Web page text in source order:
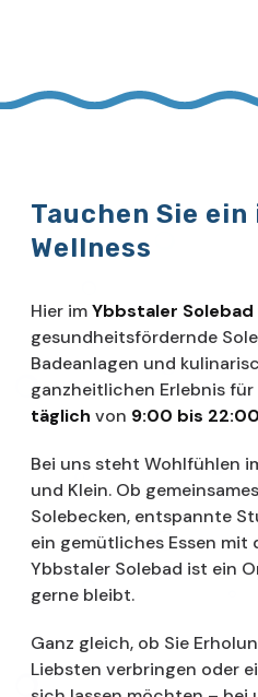
Tauchen Sie
Wellness
Hier imYbbstaler Solebad
gesundheitsfördernde
Badeanlagen und
ganzheitlichen Erlebnis
täglich von 9:00 bis
Bei uns steht Wohlfühlen
und Klein. Ob
Solebecken, entspannte
ein gemütliches Essen mit
Ybbstaler Solebad ist ein
gerne bleibt.
Ganz gleich, ob Sie
Liebsten verbringen oder